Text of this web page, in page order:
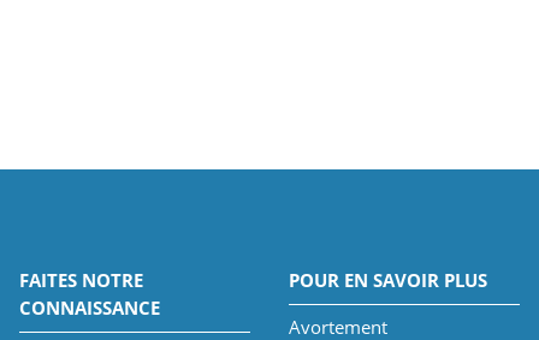
FAITES NOTRE
CONNAISSANCE
POUR EN SAVOIR PLUS
Avortement